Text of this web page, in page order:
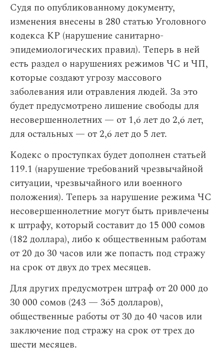
Судя по опубликованному документу,
изменения внесены в 280 статью Уголовного
кодекса КР (нарушение санитарно-
эпидемиологических правил). Теперь в ней
есть раздел о нарушениях режимов ЧС и ЧП,
которые создают угрозу массового
заболевания или отравления людей. За это
будет предусмотрено лишение свободы для
несовершеннолетних — от 1,6 лет до 2,6 лет,
для остальных — от 2,6 лет до 5 лет.
Кодекс о проступках будет дополнен статьей
119.1 (нарушение требований чрезвычайной
ситуации, чрезвычайного или военного
положения). Теперь за нарушение режима ЧС
несовершеннолетние могут быть привлечены
к штрафу, который составит до 15 000 сомов
(182 доллара), либо к общественным работам
от 20 до 30 часов или же попасть под стражу
на срок от двух до трех месяцев.
Для других предусмотрен штраф от 20 000 до
30 000 сомов (243 — 365 долларов),
общественные работы от 30 до 40 часов или
заключение под стражу на срок от трех до
шести месяцев.